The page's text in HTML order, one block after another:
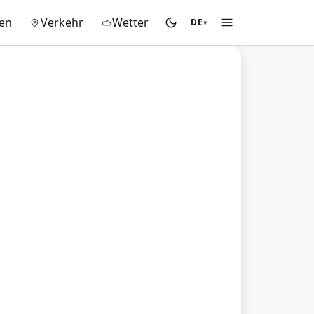
Verkehr Wetter DE▾